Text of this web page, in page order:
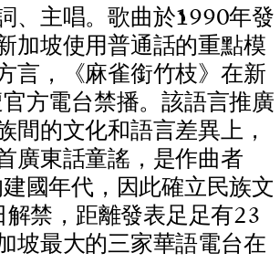
、 主唱。歌曲於1990年發
加坡使用普通話的重點模
言 ， 《麻雀銜竹枝》 在新
官方電台禁播。該語言推廣
間的文化和語言差異上 ，
廣東話童謠 ， 是作曲者
建國年代 ， 因此確立民族文
解禁 ， 距離發表足足有23
坡最大的三家華語電台在